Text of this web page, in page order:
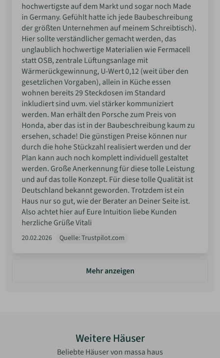
hochwertigste auf dem Markt und sogar noch Made
in Germany. Gefühlt hatte ich jede Baubeschreibung
der größten Unternehmen auf meinem Schreibtisch).
Hier sollte verständlicher gemacht werden, das
unglaublich hochwertige Materialien wie Fermacell
statt OSB, zentrale Lüftungsanlage mit
Wärmerückgewinnung, U-Wert 0,12 (weit über den
gesetzlichen Vorgaben), allein in Küche essen
wohnen bereits 29 Steckdosen im Standard
inkludiert sind uvm. viel stärker kommuniziert
werden. Man erhält den Porsche zum Preis von
Honda, aber das ist in der Baubeschreibung kaum zu
ersehen, schade! Die günstigen Preise können nur
durch die hohe Stückzahl realisiert werden und der
Plan kann auch noch komplett individuell gestaltet
werden. Große Anerkennung für diese tolle Leistung
und auf das tolle Konzept. Für diese tolle Qualität ist
Deutschland bekannt geworden. Trotzdem ist ein
Haus nur so gut, wie der Berater an Deiner Seite ist.
Also achtet hier auf Eure Intuition liebe Kunden
herzliche Grüße Vitali
20.02.2026 Quelle: Trustpilot.com
Mehr anzeigen
Weitere Häuser
Beliebte Häuser von massa haus